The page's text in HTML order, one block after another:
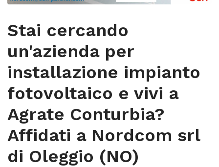
Stai cercando
un'azienda per
installazione impianto
fotovoltaico e vivi a
Agrate Conturbia?
Affidati a Nordcom srl
di Oleggio (NO)